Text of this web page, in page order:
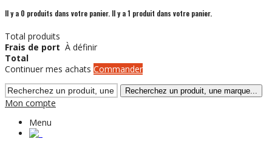
Il y a 0 produits dans votre panier. Il y a 1 produit dans votre panier.
Total produits
Frais de port À définir
Total
Continuer mes achats Commander
Recherchez un produit, une marque...
Mon compte
Menu